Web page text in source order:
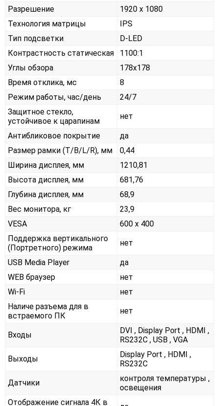
Разрешение
1920 x 1080
Технология матрицы
IPS
Тип подсветки
D-LED
Контрастность статическая
1100:1
Углы обзора
178x178
Время отклика, мс
8
Режим работы, час/день
24/7
Защитное стекло,
устойчивое к царапинам
нет
Антибликовое покрытие
да
Размер рамки (T/B/L/R), мм
0,44
Ширина дисплея, мм
1210,81
Высота дисплея, мм
681,76
Глубина дисплея, мм
68,9
Вес монитора, кг
23,9
VESA
600 x 400
Поддержка вертикального
(Портретного) режима
нет
USB Media Player
да
WEB браузер
нет
Wi-Fi
нет
Наличе разъема для в
встраемого ПК
нет
Входы
DVI , Display Port , HDMI ,
RS232С , USB , VGA
Выходы
Display Port , HDMI ,
RS232С
Датчики
контроля температуры ,
освещения
Отображение сигнала 4К в